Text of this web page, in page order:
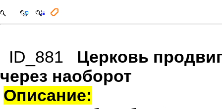
ID_881 Церковь
через наоборот
Описание: